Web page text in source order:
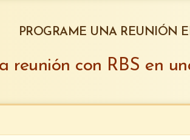
PROGRAME UNA REUNIÓN
reunión con RBS en